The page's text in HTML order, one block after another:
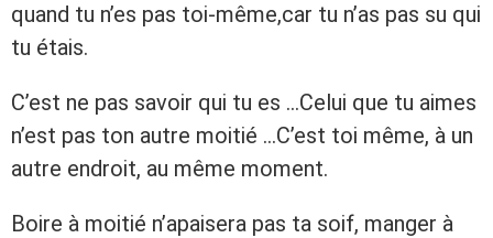
quand tu n’es pas toi-même,car tu n’as pas su qui
tu étais.
C’est ne pas savoir qui tu es …Celui que tu aimes
n’est pas ton autre moitié …C’est toi même, à un
autre endroit, au même moment.
Boire à moitié n’apaisera pas ta soif, manger à